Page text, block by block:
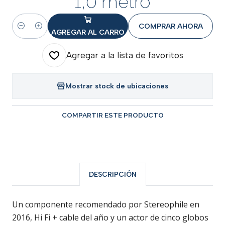
Cantidad AGREGAR AL CARRO
COMPRAR AHORA
Agregar a la lista de favoritos
Mostrar stock de ubicaciones
COMPARTIR ESTE PRODUCTO
DESCRIPCIÓN
Un componente recomendado por Stereophile en
2016, Hi Fi + cable del año y un actor de cinco globos